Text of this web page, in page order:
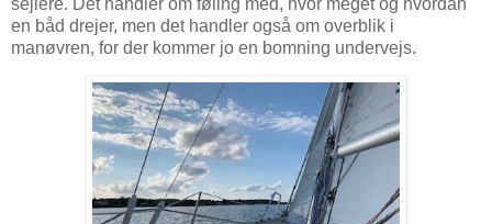
en båd drejer, men det handler også om overblik i
manøvren, for der kommer jo en bomning undervejs.